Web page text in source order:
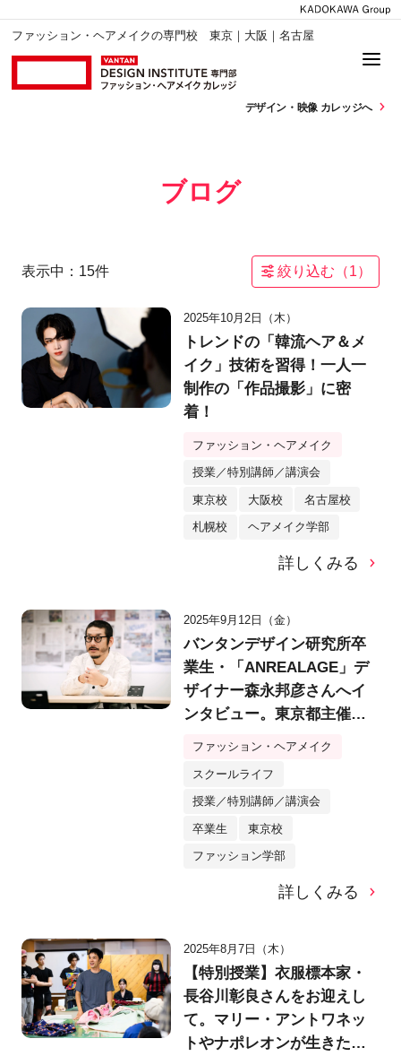
ファッション・ヘアメイクの専門校 東京｜大阪｜名古屋
デザイン・ 映像 カレッジへ
ブログ
表示中： 15件 絞り込む（1）
2025年10月2日（木）
トレンドの「韓流ヘア＆メ
イク」技術を習得！一人一
制作の「作品撮影」に密
着！
ファッション・ヘアメイク
授業／特別講師／講演会
東京校 大阪校 名古屋校
札幌校 ヘアメイク学部
詳しくみる
2025年9月12日（金）
バンタンデザイン研究所卒
業生・「ANREALAGE」デ
ザイナー森永邦彦さんへイ
ンタビュー。東京都主催若
手デザイナーに向けて講
究所】
ファッション・ヘアメイク
スクールライフ
授業／特別講師／講演会
卒業生 東京校
ファッション学部
詳しくみる
2025年8月7日（木）
【特別授業】衣服標本家・
長谷川彰良さんをお迎えし
て。マリー・アントワネッ
トやナポレオンが生きた時